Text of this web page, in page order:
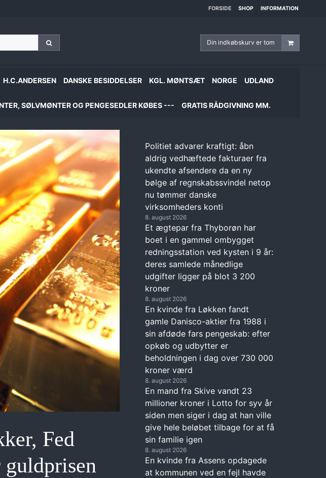
FORSIDE SHOP INFORMATION
Din indkøbskurv er tom
H.C.ANDERSEN DANSKE BESIDDELSER KGL. MØNTSÆT NORGE UDLAND
SØLVMØNTER OG PENGESEDLER KØBES --- GRATIS RÅDGIVNING MM.
Fed
Politiet advarer kraftigt: åbn
aldrig vedhæftede fakturaer fra
ukendte afsendere da en ny
bølge af regnskabssvindel netop
nu tømmer danske
virksomheders konti
8. august 2026
Et ægtepar fra Thyborøn har
boet i en gammel ombygget
redningsstation ved kysten i 9 år:
deres samlede månedlige
udgifter ligger på blot 3 200
kroner
8. august 2026
En kvinde fra Løkken fandt
gamle Danisco-aktier fra 1988 i
sin afdøde fars pengeskab: efter
opkøb og udbytter er
beholdningen i dag over 730 000
kroner værd
8. august 2026
En mand fra Skive vandt 23
millioner kroner i Lotto for syv år
siden men siger i dag at han ville
give hele beløbet tilbage for at få
sin familie igen
8. august 2026
En kvinde fra Assens opdagede
at kommunen ved en fejl havde